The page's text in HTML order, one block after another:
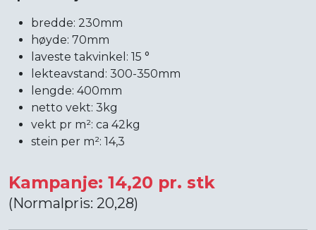
bredde: 230mm
høyde: 70mm
laveste takvinkel: 15 °
lekteavstand: 300-350mm
lengde: 400mm
netto vekt: 3kg
vekt pr m²: ca 42kg
stein per m²: 14,3
Kampanje: 14,20 pr. stk
(Normalpris: 20,28)